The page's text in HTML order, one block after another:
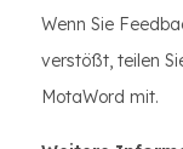
Wenn Sie
verstößt, teilen
MotaWord mit.